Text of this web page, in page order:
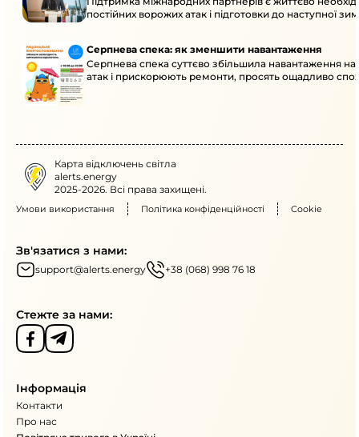
постійних ворожих атак і підготовки до наступної
Серпнева спека: як зменшити навантаження
Серпнева спека суттєво збільшила навантаження
атак і прискорюють ремонти, просять ощадливо
Карта відключень світла
alerts.energy
2025-2026. Всі права захищені.
Умови використання Політика конфіденційності Cookie
Зв'язатися з нами:
support@alerts.energy +38 (068) 998 76 18
Стежте за нами:
Інформація
Контакти
Про нас